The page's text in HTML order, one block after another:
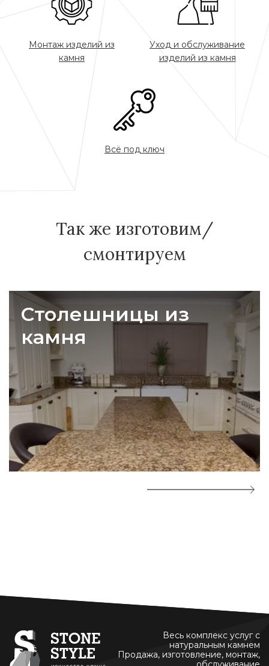
Монтаж изделий из
камня
Уход и обслуживание
изделий из камня
Всё под ключ
Так же изготовим/
смонтируем
Столешницы из
камня
Весь комплекс услуг с
натуральным камнем
Продажа, изготовление, монтаж,